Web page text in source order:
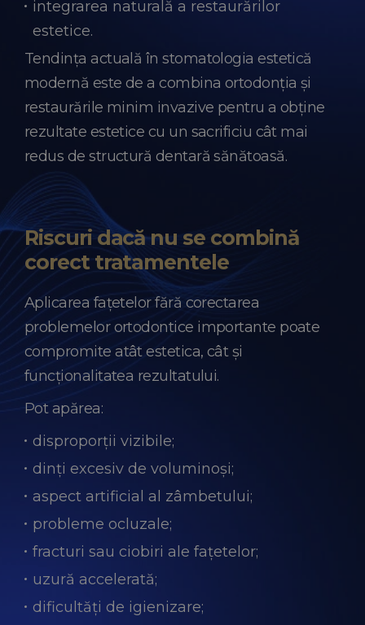
integrarea naturală a restaurărilor
estetice.
Tendința actuală în stomatologia estetică
modernă este de a combina ortodonția și
restaurările minim invazive pentru a obține
rezultate estetice cu un sacrificiu cât mai
redus de structură dentară sănătoasă.
Riscuri dacă nu se combină
corect tratamentele
Aplicarea fațetelor fără corectarea
problemelor ortodontice importante poate
compromite atât estetica, cât și
funcționalitatea rezultatului.
Pot apărea:
disproporții vizibile;
dinți excesiv de voluminoși;
aspect artificial al zâmbetului;
probleme ocluzale;
fracturi sau ciobiri ale fațetelor;
uzură accelerată;
dificultăți de igienizare;